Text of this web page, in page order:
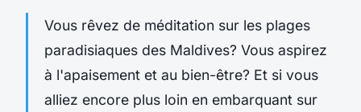
Vous rêvez de méditation sur les plages
paradisiaques des Maldives? Vous aspirez
à l'apaisement et au bien-être? Et si vous
alliez encore plus loin en embarquant sur